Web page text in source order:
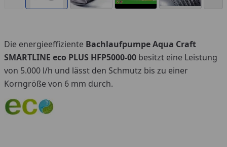
Die energieeffiziente Bachlaufpumpe Aqua Craft
SMARTLINE eco PLUS HFP5000-00 besitzt eine Leistung
von 5.000 l/h und lässt den Schmutz bis zu einer
Korngröße von 6 mm durch.